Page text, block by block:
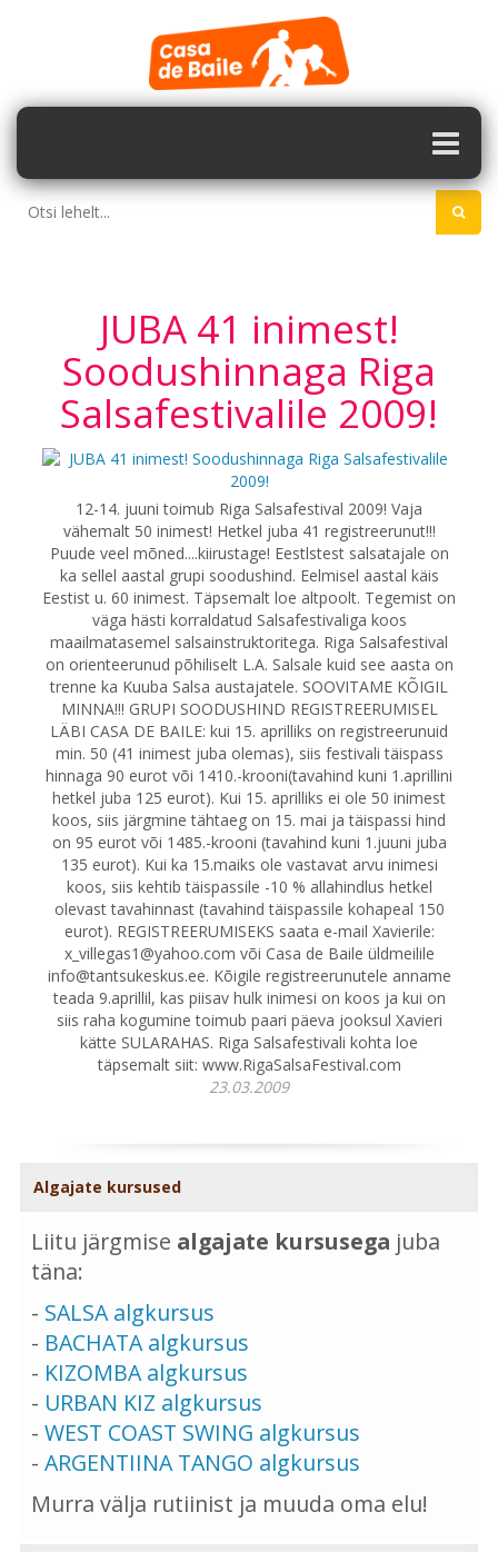
JUBA 41 inimest!
Soodushinnaga Riga
Salsafestivalile 2009!
12-14. juuni toimub Riga Salsafestival 2009! Vaja
vähemalt 50 inimest! Hetkel juba 41 registreerunut!!!
Puude veel mõned....kiirustage! Eestlstest salsatajale on
ka sellel aastal grupi soodushind. Eelmisel aastal käis
Eestist u. 60 inimest. Täpsemalt loe altpoolt. Tegemist on
väga hästi korraldatud Salsafestivaliga koos
maailmatasemel salsainstruktoritega. Riga Salsafestival
on orienteerunud põhiliselt L.A. Salsale kuid see aasta on
trenne ka Kuuba Salsa austajatele. SOOVITAME KÕIGIL
MINNA!!! GRUPI SOODUSHIND REGISTREERUMISEL
LÄBI CASA DE BAILE: kui 15. aprilliks on registreerunuid
min. 50 (41 inimest juba olemas), siis festivali täispass
hinnaga 90 eurot või 1410.-krooni(tavahind kuni 1.aprillini
hetkel juba 125 eurot). Kui 15. aprilliks ei ole 50 inimest
koos, siis järgmine tähtaeg on 15. mai ja täispassi hind
on 95 eurot või 1485.-krooni (tavahind kuni 1.juuni juba
135 eurot). Kui ka 15.maiks ole vastavat arvu inimesi
koos, siis kehtib täispassile -10 % allahindlus hetkel
olevast tavahinnast (tavahind täispassile kohapeal 150
eurot). REGISTREERUMISEKS saata e-mail Xavierile:
x_villegas1@yahoo.com või Casa de Baile üldmeilile
info@tantsukeskus.ee. Kõigile registreerunutele anname
teada 9.aprillil, kas piisav hulk inimesi on koos ja kui on
siis raha kogumine toimub paari päeva jooksul Xavieri
kätte SULARAHAS. Riga Salsafestivali kohta loe
täpsemalt siit: www.RigaSalsaFestival.com
23.03.2009
Algajate kursused
Liitu järgmise algajate kursusega juba
täna:
- SALSA algkursus
- BACHATA algkursus
- KIZOMBA algkursus
- URBAN KIZ algkursus
- WEST COAST SWING algkursus
- ARGENTIINA TANGO algkursus
Murra välja rutiinist ja muuda oma elu!